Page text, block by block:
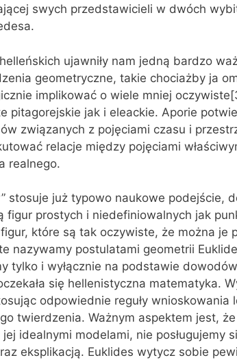
swych przedstawicieli w dwóch
ujawniły nam jedną bardzo
geometryczne, takie chociażby ja
implikować o wiele mniej
pitagorejskie jak i eleackie. Aporie
związanych z pojęciami czasu i
relacje między pojęciami
realnego.
stosuje już typowo naukowe podejście,
figur prostych i niedefiniowalnych jak
które są tak oczywiste, że można je
nazywamy postulatami geometrii
tylko i wyłącznie na podstawie
się hellenistyczna matematyka.
odpowiednie reguły wnioskowania
twierdzenia. Ważnym aspektem jest,
idealnymi modelami, nie posługujemy
eksplikacją. Euklides wytycz sobie